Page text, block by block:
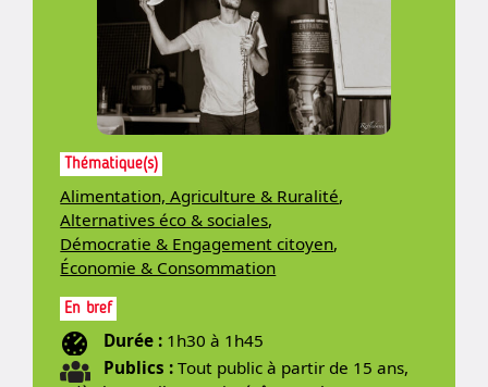
Thématique(s)
Alimentation, Agriculture & Ruralité,
Alternatives éco & sociales,
Démocratie & Engagement citoyen,
Économie & Consommation
En bref
Durée : 1h30 à 1h45
Publics :Tout public à partir de 15 ans,